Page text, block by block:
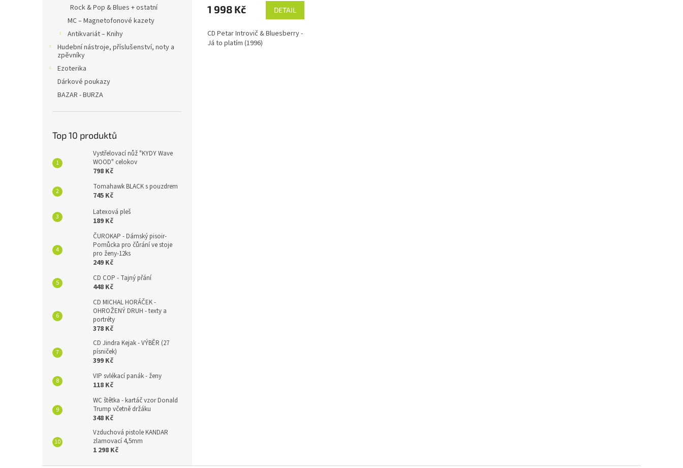
Rock & Pop & Blues + ostatní
MC – Magnetofonové kazety
Antikvariát – Knihy
Hudební nástroje, příslušenství, noty a
zpěvníky
Ezoterika
Dárkové poukazy
BAZAR - BURZA
Top 10 produktů
Vystřelovací nůž "KYDY Wave
WOOD" celokov
798 Kč
Tomahawk BLACK s pouzdrem
745 Kč
Latexová pleš
189 Kč
ČUROKAP - Dámský pisoir-
Pomůcka pro čůrání ve stoje
pro ženy-12ks
249 Kč
CD COP - Tajný přání
448 Kč
CD MICHAL HORÁČEK -
OHROŽENÝ DRUH - texty a
portréty
378 Kč
CD Jindra Kejak - VÝBĚR (27
písniček)
399 Kč
VIP svlékací panák - ženy
118 Kč
WC štětka - kartáč vzor Donald
Trump včetně držáku
348 Kč
Vzduchová pistole KANDAR
zlamovací 4,5mm
1 298 Kč
1 998 Kč DETAIL
CD Petar Introvič & Bluesberry -
Já to platím (1996)